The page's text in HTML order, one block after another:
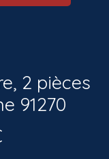
2 pièces
91270